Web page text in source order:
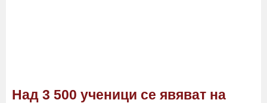
Над 3 500 ученици се явяват на